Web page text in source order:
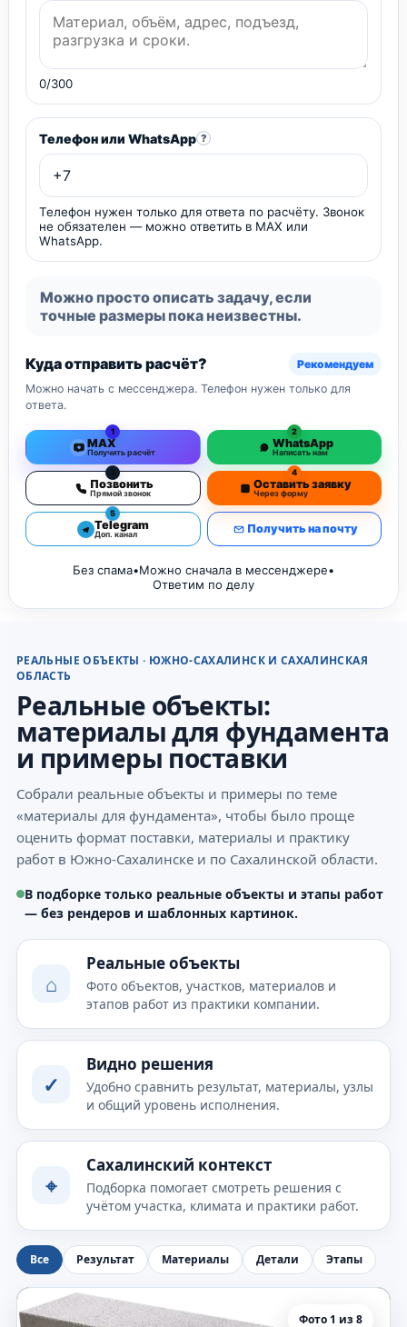
0/300
Телефон или WhatsApp ?
Телефон нужен только для ответа по расчёту. Звонок
не обязателен — можно ответить в MAX или
WhatsApp.
Можно просто описать задачу, если
точные размеры пока неизвестны.
Куда отправить расчёт?
Рекомендуем
Можно начать с мессенджера. Телефон нужен только для
ответа.
1
MAX
Получить расчёт
2
WhatsApp
Написать нам
3
Позвонить
Прямой звонок
4
Оставить заявку
Через форму
5
Telegram
Доп. канал Получить на почту
Без спама•Можно сначала в мессенджере•
Ответим по делу
РЕАЛЬНЫЕ ОБЪЕКТЫ · ЮЖНО-САХАЛИНСК И САХАЛИНСКАЯ
ОБЛАСТЬ
Реальные объекты:
материалы для фундамента
и примеры поставки
Собрали реальные объекты и примеры по теме
«материалы для фундамента», чтобы было проще
оценить формат поставки, материалы и практику
работ в Южно-Сахалинске и по Сахалинской области.
В подборке только реальные объекты и этапы работ
— без рендеров и шаблонных картинок.
⌂
Реальные объекты
Фото объектов, участков, материалов и
этапов работ из практики компании.
✓
Видно решения
Удобно сравнить результат, материалы, узлы
и общий уровень исполнения.
⌖
Сахалинский контекст
Подборка помогает смотреть решения с
учётом участка, климата и практики работ.
Все Результат Материалы Детали Этапы
Фото 1 из 8